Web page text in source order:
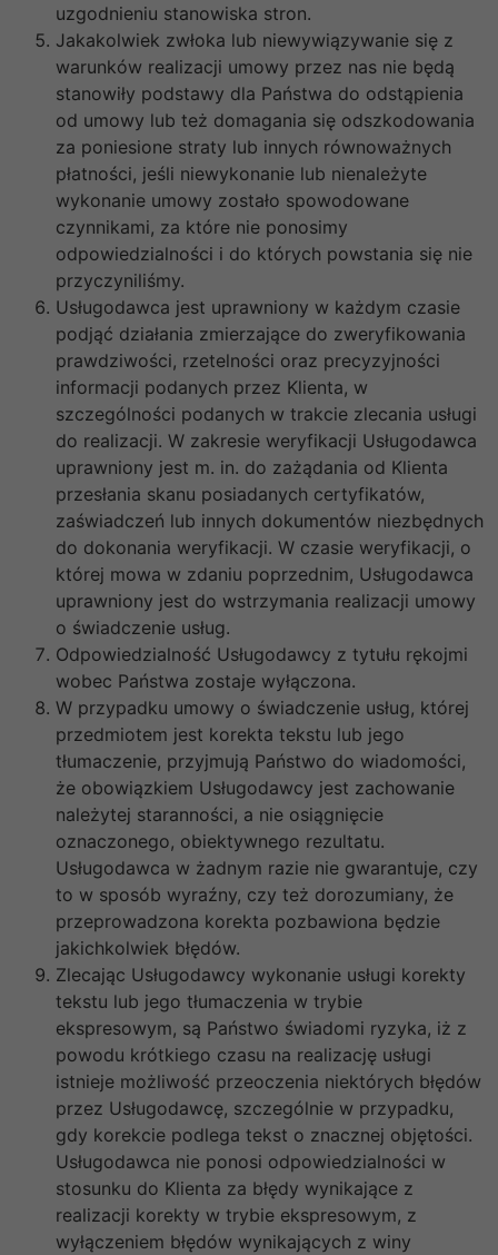
uzgodnieniu stanowiska stron.
Jakakolwiek zwłoka lub niewywiązywanie się z
warunków realizacji umowy przez nas nie będą
stanowiły podstawy dla Państwa do odstąpienia
od umowy lub też domagania się odszkodowania
za poniesione straty lub innych równoważnych
płatności, jeśli niewykonanie lub nienależyte
wykonanie umowy zostało spowodowane
czynnikami, za które nie ponosimy
odpowiedzialności i do których powstania się nie
przyczyniliśmy.
Usługodawca jest uprawniony w każdym czasie
podjąć działania zmierzające do zweryfikowania
prawdziwości, rzetelności oraz precyzyjności
informacji podanych przez Klienta, w
szczególności podanych w trakcie zlecania usługi
do realizacji. W zakresie weryfikacji Usługodawca
uprawniony jest m. in. do zażądania od Klienta
przesłania skanu posiadanych certyfikatów,
zaświadczeń lub innych dokumentów niezbędnych
do dokonania weryfikacji. W czasie weryfikacji, o
której mowa w zdaniu poprzednim, Usługodawca
uprawniony jest do wstrzymania realizacji umowy
o świadczenie usług.
Odpowiedzialność Usługodawcy z tytułu rękojmi
wobec Państwa zostaje wyłączona.
W przypadku umowy o świadczenie usług, której
przedmiotem jest korekta tekstu lub jego
tłumaczenie, przyjmują Państwo do wiadomości,
że obowiązkiem Usługodawcy jest zachowanie
należytej staranności, a nie osiągnięcie
oznaczonego, obiektywnego rezultatu.
Usługodawca w żadnym razie nie gwarantuje, czy
to w sposób wyraźny, czy też dorozumiany, że
przeprowadzona korekta pozbawiona będzie
jakichkolwiek błędów.
Zlecając Usługodawcy wykonanie usługi korekty
tekstu lub jego tłumaczenia w trybie
ekspresowym, są Państwo świadomi ryzyka, iż z
powodu krótkiego czasu na realizację usługi
istnieje możliwość przeoczenia niektórych błędów
przez Usługodawcę, szczególnie w przypadku,
gdy korekcie podlega tekst o znacznej objętości.
Usługodawca nie ponosi odpowiedzialności w
stosunku do Klienta za błędy wynikające z
realizacji korekty w trybie ekspresowym, z
wyłączeniem błędów wynikających z winy